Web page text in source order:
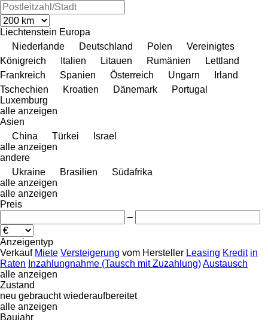
Liechtenstein Europa
Niederlande
Deutschland Polen
Vereinigtes
Königreich
Italien Litauen Rumänien
Lettland
Frankreich
Spanien Österreich Ungarn
Irland
Tschechien
Kroatien Dänemark
Portugal
Luxemburg
alle anzeigen
Asien
China
Türkei
Israel
alle anzeigen
andere
Ukraine
Brasilien
Südafrika
alle anzeigen
alle anzeigen
Preis
–
Anzeigentyp
Verkauf Miete Versteigerung vom Hersteller Leasing Kredit in
Raten Inzahlungnahme (Tausch mit Zuzahlung)Austausch
alle anzeigen
Zustand
neu gebraucht wiederaufbereitet
alle anzeigen
Baujahr